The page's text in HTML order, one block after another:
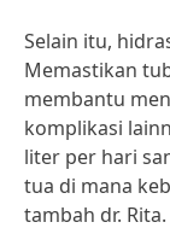
Selain itu,
Memastikan
membantu
komplikasi
liter per hari
tua di mana
tambah dr. Rita.